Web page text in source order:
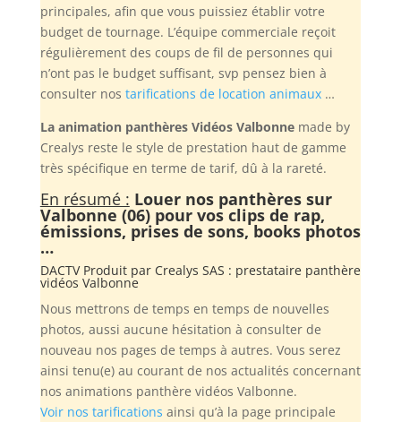
principales, afin que vous puissiez établir votre
budget de tournage. L’équipe commerciale reçoit
régulièrement des coups de fil de personnes qui
n’ont pas le budget suffisant, svp pensez bien à
consulter nos tarifications de location animaux…
La animation panthères Vidéos Valbonnemade by
Crealys reste le style de prestation haut de gamme
très spécifique en terme de tarif, dû à la rareté.
En résumé : Louer nos panthères sur
Valbonne (06) pour vos clips de rap,
émissions, prises de sons, books photos
…
DACTV Produit par Crealys SAS : prestataire panthère
vidéos Valbonne
Nous mettrons de temps en temps de nouvelles
photos, aussi aucune hésitation à consulter de
nouveau nos pages de temps à autres. Vous serez
ainsi tenu(e) au courant de nos actualités concernant
nos animations panthère vidéos Valbonne.
Voir nos tarifications ainsi qu’à la page principale